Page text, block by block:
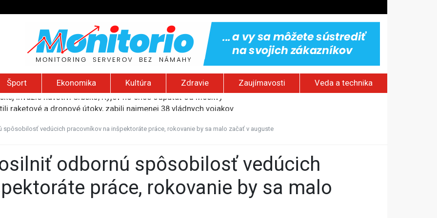
Šport Ekonomika Kultúra Zdravie Zaujímavosti Veda a technika
raketové a dronové útoky, zabili najmenej 38 vládnych vojakov
„zhasne celý Perzský záliv“, pripravil zoznam cieľov
spôsobilosť vedúcich pracovníkov na inšpektoráte práce, rokovanie by sa malo začať v auguste
práce, rokovanie by sa malo